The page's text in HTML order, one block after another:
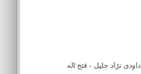
داودی نژاد جلیل - فتح اله